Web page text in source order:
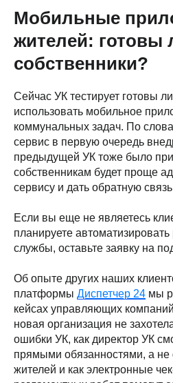
Мобильные
жителей: готовы
собственники?
Сейчас УК тестирует готовы
использовать мобильное
коммунальных задач. По
сервис в первую очередь
предыдущей УК тоже было
собственникам будет проще
сервису и дать обратную
Если вы еще не являетесь
планируете автоматизировать
службы, оставьте заявку на
Об опыте других наших
платформы Диспетчер 24 мы
кейсах управляющих
новая организация не
ошибки УК, как директор УК
прямыми обязанностями, а не
жителей и как электронные